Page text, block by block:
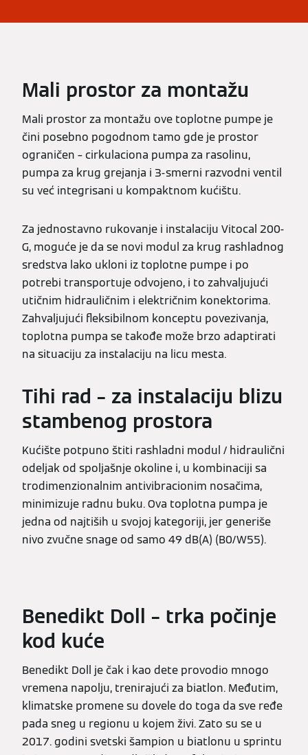
Mali prostor za montažu
Mali prostor za montažu ove toplotne pumpe je
čini posebno pogodnom tamo gde je prostor
ograničen – cirkulaciona pumpa za rasolinu,
pumpa za krug grejanja i 3-smerni razvodni ventil
su već integrisani u kompaktnom kućištu.
Za jednostavno rukovanje i instalaciju Vitocal 200-
G, moguće je da se novi modul za krug rashladnog
sredstva lako ukloni iz toplotne pumpe i po
potrebi transportuje odvojeno, i to zahvaljujući
utičnim hidrauličnim i električnim konektorima.
Zahvaljujući fleksibilnom konceptu povezivanja,
toplotna pumpa se takođe može brzo adaptirati
na situaciju za instalaciju na licu mesta.
Tihi rad – za instalaciju blizu
stambenog prostora
Kućište potpuno štiti rashladni modul / hidraulični
odeljak od spoljašnje okoline i, u kombinaciji sa
trodimenzionalnim antivibracionim nosačima,
minimizuje radnu buku. Ova toplotna pumpa je
jedna od najtiših u svojoj kategoriji, jer generiše
nivo zvučne snage od samo 49 dB(A) (B0/W55).
Benedikt Doll – trka počinje
kod kuće
Benedikt Doll je čak i kao dete provodio mnogo
vremena napolju, trenirajući za biatlon. Međutim,
klimatske promene su dovele do toga da sve ređe
pada sneg u regionu u kojem živi. Zato su se u
2017. godini svetski šampion u biatlonu u sprintu